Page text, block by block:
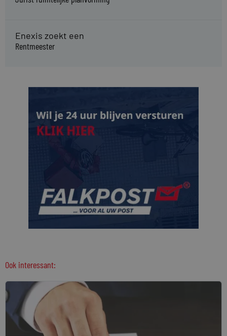
Enexis zoekt een
Rentmeester
Ook interessant: